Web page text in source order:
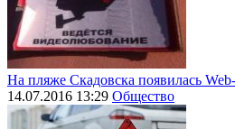
На пляже Скадовска появилась
14.07.2016 13:29 Общество